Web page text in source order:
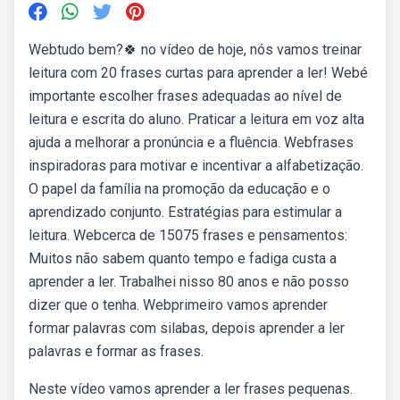
Webtudo bem?🍀 ️no vídeo de hoje, nós vamos treinar
leitura com 20 frases curtas para aprender a ler! Webé
importante escolher frases adequadas ao nível de
leitura e escrita do aluno. Praticar a leitura em voz alta
ajuda a melhorar a pronúncia e a fluência. Webfrases
inspiradoras para motivar e incentivar a alfabetização.
O papel da família na promoção da educação e o
aprendizado conjunto. Estratégias para estimular a
leitura. Webcerca de 15075 frases e pensamentos:
Muitos não sabem quanto tempo e fadiga custa a
aprender a ler. Trabalhei nisso 80 anos e não posso
dizer que o tenha. Webprimeiro vamos aprender
formar palavras com silabas, depois aprender a ler
palavras e formar as frases.
Neste vídeo vamos aprender a ler frases pequenas.